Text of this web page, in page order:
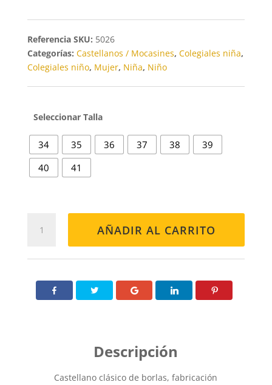
Talla
34 35 36 37 38
39
40
41
CA507
NEGRO
AÑADIR AL CARRITO
SKU: 5026
Categorías: Castellanos / Mocasines, Colegiales niña,
Colegiales niño, Mujer, Niña, Niño
Castellano clásico de borlas, fabricación